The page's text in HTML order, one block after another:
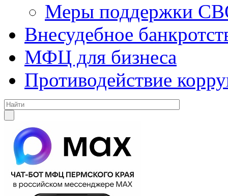
Меры поддержки
Внесудебное
МФЦ для бизнеса
Противодействие